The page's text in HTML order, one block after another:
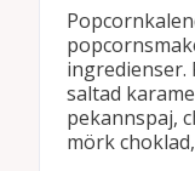
ingredienser.
saltad
pekannspaj,
mörk